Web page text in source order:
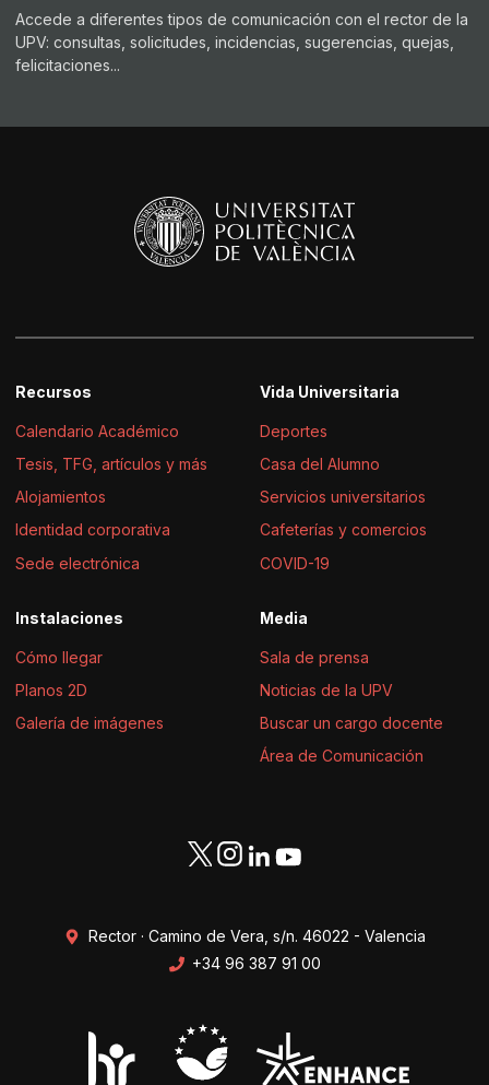
Accede a diferentes tipos de comunicación con el rector de la
UPV: consultas, solicitudes, incidencias, sugerencias, quejas,
felicitaciones...
Recursos
Calendario Académico
Tesis, TFG, artículos y más
Alojamientos
Identidad corporativa
Sede electrónica
Vida Universitaria
Deportes
Casa del Alumno
Servicios universitarios
Cafeterías y comercios
COVID-19
Instalaciones
Cómo llegar
Planos 2D
Galería de imágenes
Media
Sala de prensa
Noticias de la UPV
Buscar un cargo docente
Área de Comunicación
Rector · Camino de Vera, s/n. 46022 - Valencia
+34 96 387 91 00